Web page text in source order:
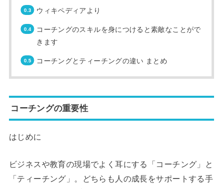
ウィキペディアより
コーチングのスキルを身につけると素敵なことがで
きます
コーチングとティーチングの違い まとめ
コーチングの重要性
はじめに
ビジネスや教育の現場でよく耳にする「コーチング」と
「ティーチング」。どちらも人の成長をサポートする手